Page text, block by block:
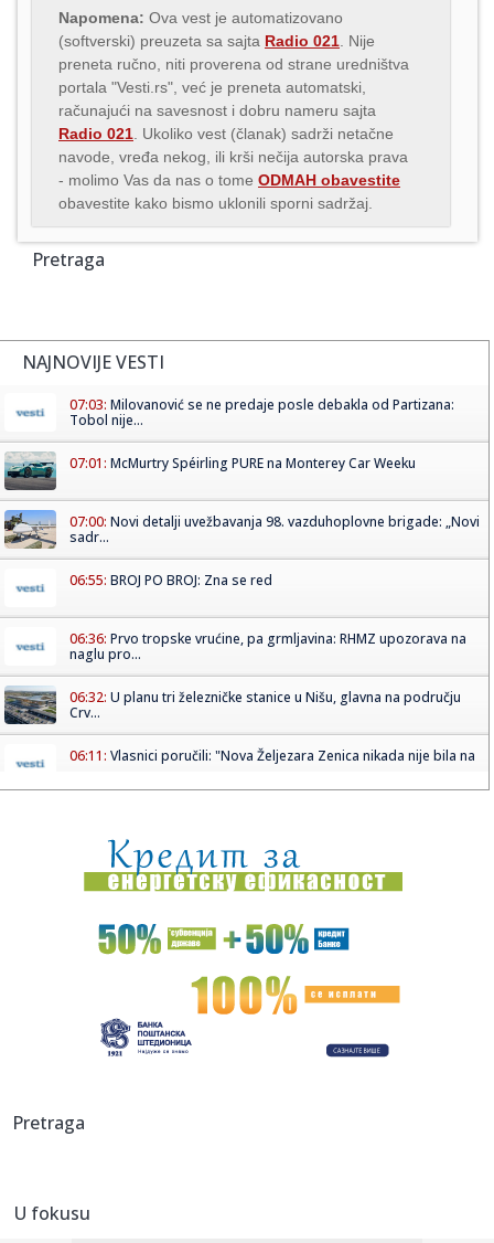
Napomena: Ova vest je automatizovano
(softverski) preuzeta sa sajta Radio 021 . Nije
preneta ručno, niti proverena od strane uredništva
portala "Vesti.rs", već je preneta automatski,
računajući na savesnost i dobru nameru sajta
Radio 021 . Ukoliko vest (članak) sadrži netačne
navode, vređa nekog, ili krši nečija autorska prava
- molimo Vas da nas o tome ODMAH obavestite
obavestite kako bismo uklonili sporni sadržaj.
Pretraga
NAJNOVIJE VESTI
07:03: Milovanović se ne predaje posle debakla od Partizana:
Tobol nije...
07:01: McMurtry Spéirling PURE na Monterey Car Weeku
07:00: Novi detalji uvežbavanja 98. vazduhoplovne brigade: „Novi
sadr...
06:55: BROJ PO BROJ: Zna se red
06:36: Prvo tropske vrućine, pa grmljavina: RHMZ upozorava na
naglu pro...
06:32: U planu tri železničke stanice u Nišu, glavna na području
Crv...
06:11: Vlasnici poručili: "Nova Željezara Zenica nikada nije bila na
06:11:Alarm iz Doboja: Procjedne vode iz deponije završavaju u
rijeci ...
06:01:Streljaštvo: Pančevac Aleksa Rakonjac osvojio zlato i
srebro na...
Рецепт дана: Паста са фета сиром и ...
01:21:Mercedes-AMG GT 53 4-Door Coupe
00:34:
Pretraga
U fokusu